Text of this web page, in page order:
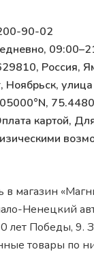
90-02
Россия,
Ноябрьск,
картой,
магазин
Ненецкий
лет Победы, 9.
товары по